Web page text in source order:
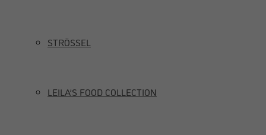
STRÖSSEL
LEILA’S FOOD COLLECTION